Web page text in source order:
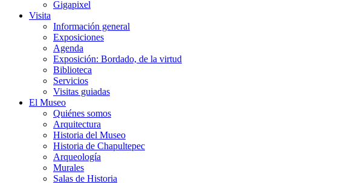
Gigapixel
Visita
Información general
Exposiciones
Agenda
Exposición: Bordado, de la virtud
Biblioteca
Servicios
Visitas guiadas
El Museo
Quiénes somos
Arquitectura
Historia del Museo
Historia de Chapultepec
Arqueología
Murales
Salas de Historia